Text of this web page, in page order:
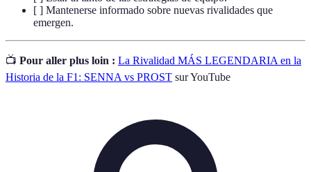
[ ] Mantenerse informado sobre nuevas rivalidades que
emergen.
📺 Pour aller plus loin : La Rivalidad MÁS LEGENDARIA en la
Historia de la F1: SENNA vs PROST sur YouTube